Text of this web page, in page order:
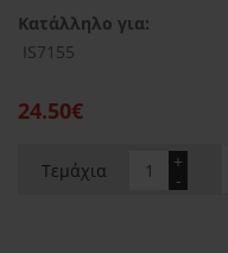
Κατάλληλο για:
IS7155
24.50€
Τεμάχια -
+